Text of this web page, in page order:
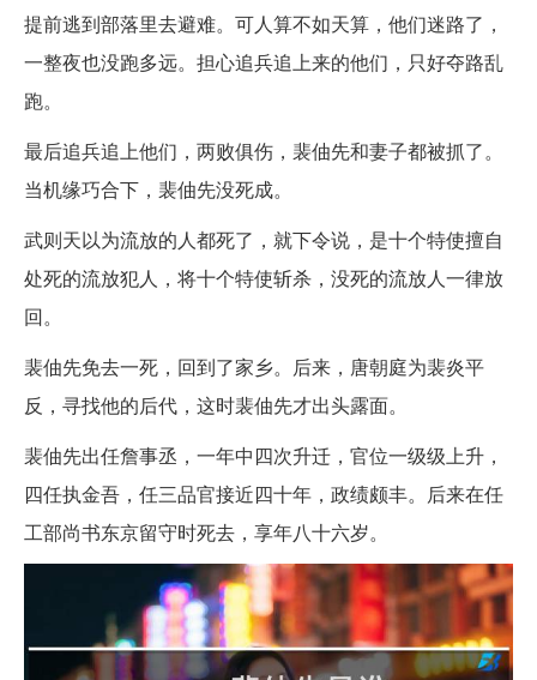
提前逃到部落里去避难。可人算不如天算，他们迷路了，
一整夜也没跑多远。担心追兵追上来的他们，只好夺路乱
跑。
最后追兵追上他们，两败俱伤，裴伷先和妻子都被抓了。
当机缘巧合下，裴伷先没死成。
武则天以为流放的人都死了，就下令说，是十个特使擅自
处死的流放犯人，将十个特使斩杀，没死的流放人一律放
回。
裴伷先免去一死，回到了家乡。后来，唐朝庭为裴炎平
反，寻找他的后代，这时裴伷先才出头露面。
裴伷先出任詹事丞，一年中四次升迁，官位一级级上升，
四任执金吾，任三品官接近四十年，政绩颇丰。后来在任
工部尚书东京留守时死去，享年八十六岁。